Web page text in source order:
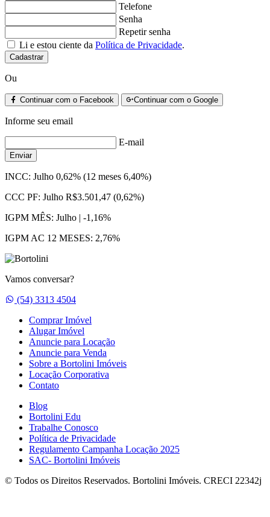
Telefone
Senha
Repetir senha
Li e estou ciente da Política de Privacidade.
Cadastrar
Ou
Continuar com o Facebook Continuar com o Google
Informe seu email
E-mail
Enviar
INCC: Julho 0,62% (12 meses 6,40%)
CCC PF: Julho R$3.501,47 (0,62%)
IGPM MÊS: Julho | -1,16%
IGPM AC 12 MESES: 2,76%
Vamos conversar?
Whatsapp
(54) 3313 4504
Comprar Imóvel
Alugar Imóvel
Anuncie para Locação
Anuncie para Venda
Sobre a Bortolini Imóveis
Locação Corporativa
Contato
Blog
Bortolini Edu
Trabalhe Conosco
Política de Privacidade
Regulamento Campanha Locação 2025
SAC- Bortolini Imóveis
© Todos os Direitos Reservados. Bortolini Imóveis. CRECI 22342j